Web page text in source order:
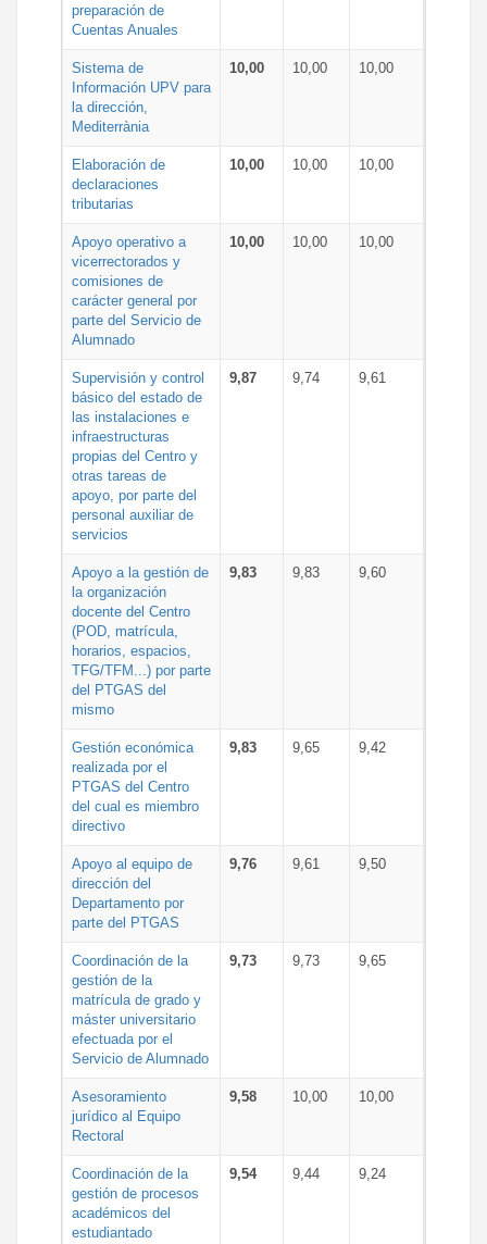
preparación de
Cuentas Anuales
Sistema de
Información UPV para
la dirección,
Mediterrània
10,00 10,00 10,00
Elaboración de
declaraciones
tributarias
10,00 10,00 10,00
Apoyo operativo a
vicerrectorados y
comisiones de
carácter general por
parte del Servicio de
Alumnado
10,00 10,00 10,00
Supervisión y control
básico del estado de
las instalaciones e
infraestructuras
propias del Centro y
otras tareas de
apoyo, por parte del
personal auxiliar de
servicios
9,87 9,74 9,61
Apoyo a la gestión de
la organización
docente del Centro
(POD, matrícula,
horarios, espacios,
TFG/TFM...) por parte
del PTGAS del
mismo
9,83 9,83 9,60
Gestión económica
realizada por el
PTGAS del Centro
del cual es miembro
directivo
9,83 9,65 9,42
Apoyo al equipo de
dirección del
Departamento por
parte del PTGAS
9,76 9,61 9,50
Coordinación de la
gestión de la
matrícula de grado y
máster universitario
efectuada por el
Servicio de Alumnado
9,73 9,73 9,65
Asesoramiento
jurídico al Equipo
Rectoral
9,58 10,00 10,00
Coordinación de la
gestión de procesos
académicos del
estudiantado
9,54 9,44 9,24